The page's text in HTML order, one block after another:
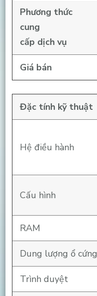
Phương thức
cung
cấp dịch vụ
Giá bán
Đặc tính kỹ thuật
Hệ điều hành
Cấu hình
RAM
Dung lượng ổ cứng
Trình duyệt